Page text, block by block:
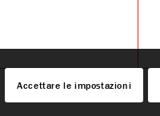
Accettare le impostazioni